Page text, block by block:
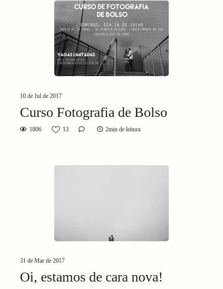
10 de Jul de 2017
Curso Fotografia de Bolso
1806 13 2min de leitura
31 de Mar de 2017
Oi, estamos de cara nova!